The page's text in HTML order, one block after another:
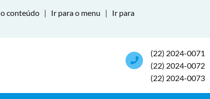
conteúdo | Ir para o menu |
Ir para
(22) 2024-0071
(22) 2024-0072
(22) 2024-0073